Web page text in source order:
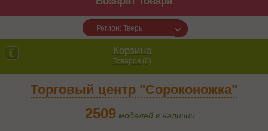
Регион: Тверь
Корзина
Товаров (0)
Торговый центр "Сороконожка"
2509 моделей в наличии